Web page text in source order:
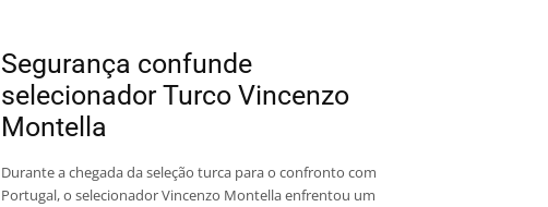
Segurança confunde
selecionador Turco Vincenzo
Montella
Durante a chegada da seleção turca para o confronto com
Portugal, o selecionador Vincenzo Montella enfrentou um